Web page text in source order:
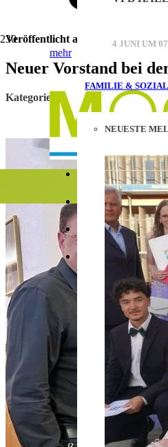
mehr
Online Werbung
Kontakt
Facebook
Instagram
4 JUNI UM
FAMILIE &
NEUESTE
Veröffentlicht am 21. Oktober 2025
Neuer Vorstand bei
Kategorie:
Vereine